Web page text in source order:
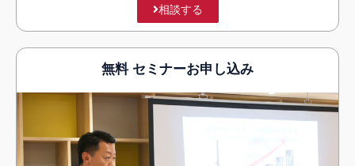
相談する
無料 セミナーお申し込み